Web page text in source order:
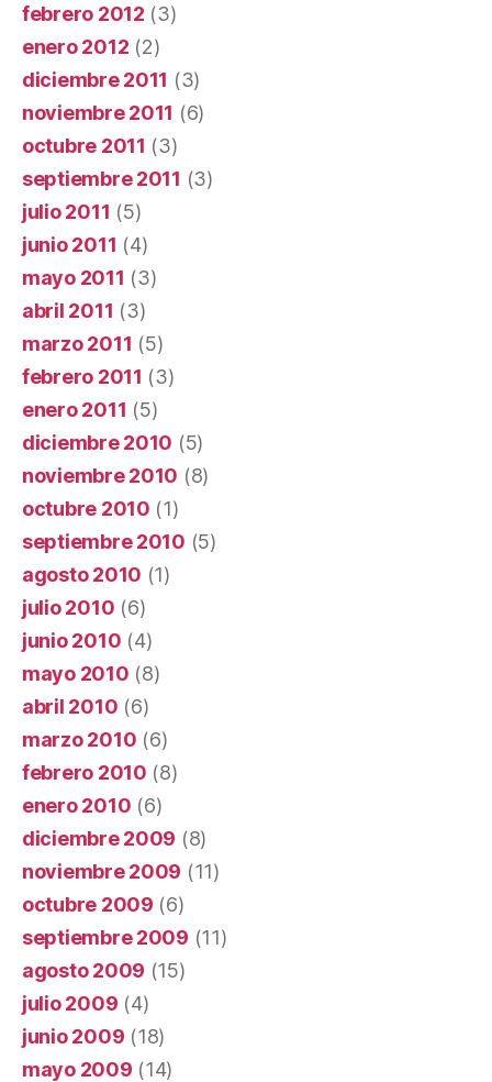
febrero 2012 (3)
enero 2012 (2)
diciembre 2011 (3)
noviembre 2011 (6)
octubre 2011 (3)
septiembre 2011 (3)
julio 2011 (5)
junio 2011 (4)
mayo 2011 (3)
abril 2011 (3)
marzo 2011 (5)
febrero 2011 (3)
enero 2011 (5)
diciembre 2010 (5)
noviembre 2010 (8)
octubre 2010 (1)
septiembre 2010 (5)
agosto 2010 (1)
julio 2010 (6)
junio 2010 (4)
mayo 2010 (8)
abril 2010 (6)
marzo 2010 (6)
febrero 2010 (8)
enero 2010 (6)
diciembre 2009 (8)
noviembre 2009 (11)
octubre 2009 (6)
septiembre 2009 (11)
agosto 2009 (15)
julio 2009 (4)
junio 2009 (18)
mayo 2009 (14)